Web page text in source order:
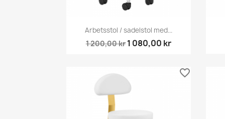
Snabbvy
Arbetsstol / sadelstol med...
1 200,00 kr 1 080,00 kr
favorite_border